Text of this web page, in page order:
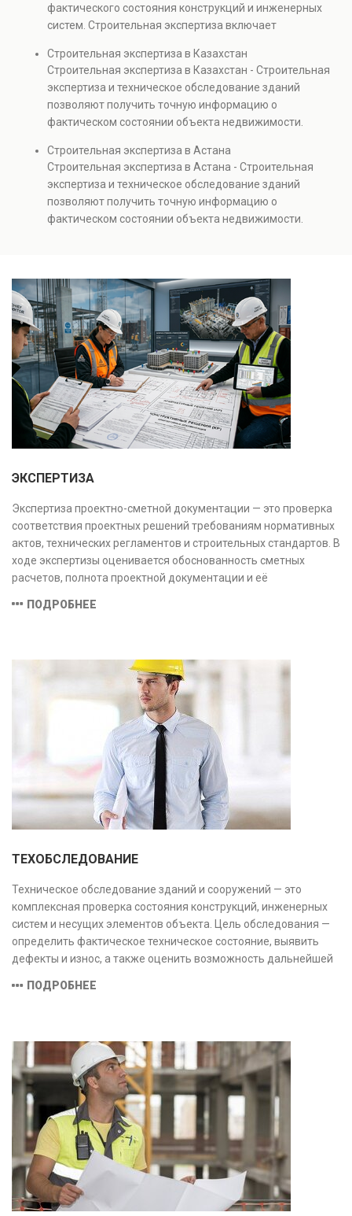
также при судебных разбирательствах и технических
проверках.
фактического состояния конструкций и инженерных
систем. Строительная экспертиза включает
элементов и оценку эксплуатационной безопасности.
Услуга востребована при покупке недвижимости,
капитальном ремонте и реконструкции объектов, а
также при судебных разбирательствах и технических
проверках.
Строительная экспертиза в Казахстан
Строительная экспертиза в Казахстан - Строительная
экспертиза и техническое обследование зданий
позволяют получить точную информацию о
фактическом состоянии объекта недвижимости.
инженерных систем с выявлением скрытых дефектов
и нарушений. Услуга используется для проверки
качества строительства, подготовки к реконструкции,
оценки рисков и судебных разбирательств.
Результатом является официальное техническое
Строительная экспертиза в Астана
Строительная экспертиза в Астана - Строительная
экспертиза и техническое обследование зданий
позволяют получить точную информацию о
фактическом состоянии объекта недвижимости.
качества строительства, подготовки к реконструкции,
оценки рисков и судебных разбирательств.
Результатом является официальное техническое
заключение, имеющее юридическую силу.
ЭКСПЕРТИЗА
Экспертиза проектно-сметной документации — это проверка
соответствия проектных решений требованиям нормативных
актов, технических регламентов и строительных стандартов. В
ходе экспертизы оценивается обоснованность сметных
расчетов, полнота проектной документации и её
предотвратить ошибки на этапе строительства и
ПОДРОБНЕЕ
ТЕХОБСЛЕДОВАНИЕ
Техническое обследование зданий и сооружений — это
комплексная проверка состояния конструкций, инженерных
систем и несущих элементов объекта. Цель обследования —
определить фактическое техническое состояние, выявить
дефекты и износ, а также оценить возможность дальнейшей
ПОДРОБНЕЕ